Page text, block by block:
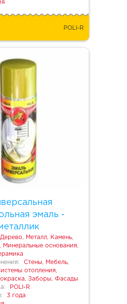
POLI-R
эмаль -
Дерево, Металл, Камень,
Минеральные основания,
Стены, Мебель,
отопления,
Заборы, Фасады
POLI-R
3 года